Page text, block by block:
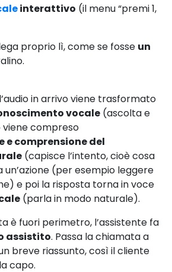
interattivo (il menu “premi 1,
proprio lì, come se fosse un
in arrivo viene trasformato
vocale (ascolta e
compreso
e comprensione del
(capisce l’intento, cioè cosa
un’azione (per esempio leggere
e poi la risposta torna in voce
(parla in modo naturale).
è fuori perimetro, l’assistente fa
assistito. Passa la chiamata a
breve riassunto, così il cliente
capo.